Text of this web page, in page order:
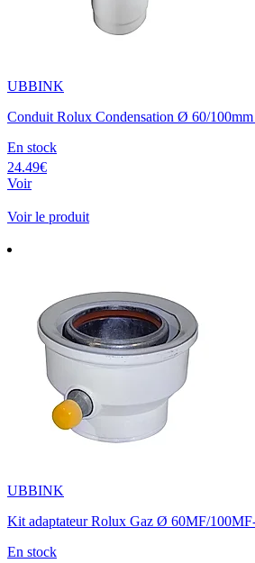
UBBINK
Conduit Rolux Condensation Ø 60/
En stock
24.49€
Voir
Voir le produit
UBBINK
Kit adaptateur Rolux Gaz Ø 60MF/
En stock